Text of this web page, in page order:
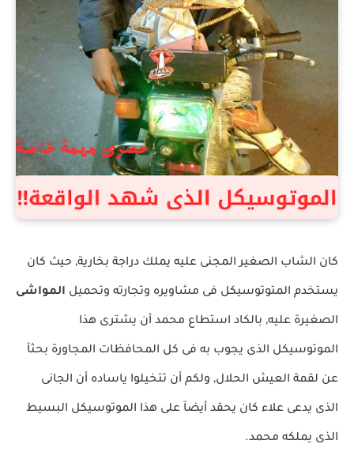
كان الشاب الصغير المجنى عليه يملك دراجة بخارية, حيث كان
يستخدم المتوتوسيكل فى مشاويره وتجارته وتحميل المواشى
الصغيرة عليه, بالكاد استطاع محمد أن يشترى هذا
الموتوسيكل الذى يجوب به فى كل المحافظات المجاورة بحثآ
عن لقمة العيش الحلال, ولكم أن تتخيلوا ياساده أن الجانى
الذى يدعى علاء كان يحقد أيضآ على هذا الموتوسيكل البسيط
الذى يملكه محمد.